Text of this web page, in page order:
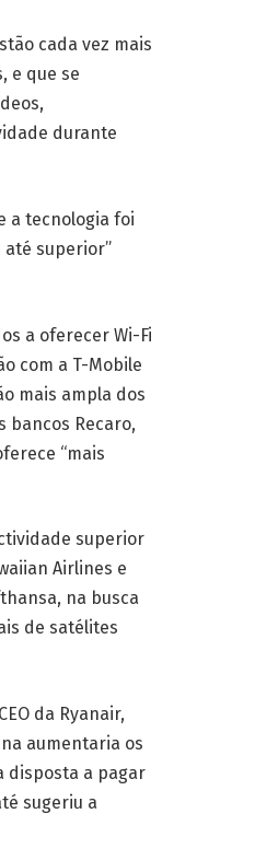
cada vez mais
e que se
durante
a tecnologia foi
superior”
a oferecer Wi-Fi
com a T-Mobile
mais ampla dos
bancos Recaro,
“mais
superior
Airlines e
na busca
de satélites
da Ryanair,
aumentaria os
disposta a pagar
sugeriu a